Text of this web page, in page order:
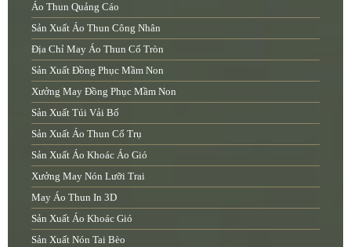
Áo Thun Quảng Cáo
Sản Xuất Áo Thun Công Nhân
Địa Chỉ May Áo Thun Cổ Tròn
Sản Xuất Đồng Phục Mầm Non
Xưởng May Đồng Phục Mầm Non
Sản Xuất Túi Vải Bố
Sản Xuất Áo Thun Cổ Trụ
Sản Xuất Áo Khoác Áo Gió
Xưởng May Nón Lưỡi Trai
May Áo Thun In 3D
Sản Xuất Áo Khoác Gió
Sản Xuất Nón Tai Bèo